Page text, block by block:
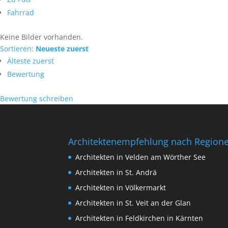
Fahrrad
Keine Bilder vorhanden.
Sortieren: Neueste zuerst
Älteste zuerst
Bewertung
Bewertung schreiben
Architektenempfehlung nach
Architekten in Velden am Wörther See
Architekten in St. Andrä
Architekten in Völkermarkt
Architekten in St. Veit an der Glan
Architekten in Feldkirchen in Kärnten